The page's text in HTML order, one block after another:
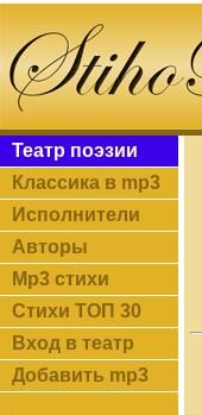
Театр поэзии
Классика в mp3
Исполнители
Авторы
Mp3 стихи
Стихи ТОП 30
Вход в театр
Добавить mp3